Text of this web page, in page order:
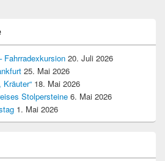
Fahrradexkursion 20. Juli 2026
25. Mai 2026
Kräuter“ 18. Mai 2026
Stolpersteine 6. Mai 2026
1. Mai 2026